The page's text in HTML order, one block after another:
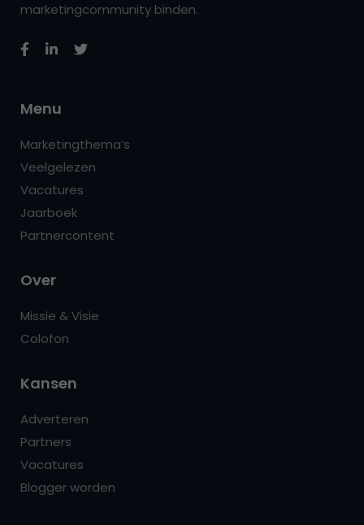
marketingcommunity binden.
Menu
Marketingthema’s
Veelgelezen
Vacatures
Jaarboek
Partnercontent
Over
Missie & Visie
Colofon
Kansen
Adverteren
Partners
Vacatures
Blogger worden